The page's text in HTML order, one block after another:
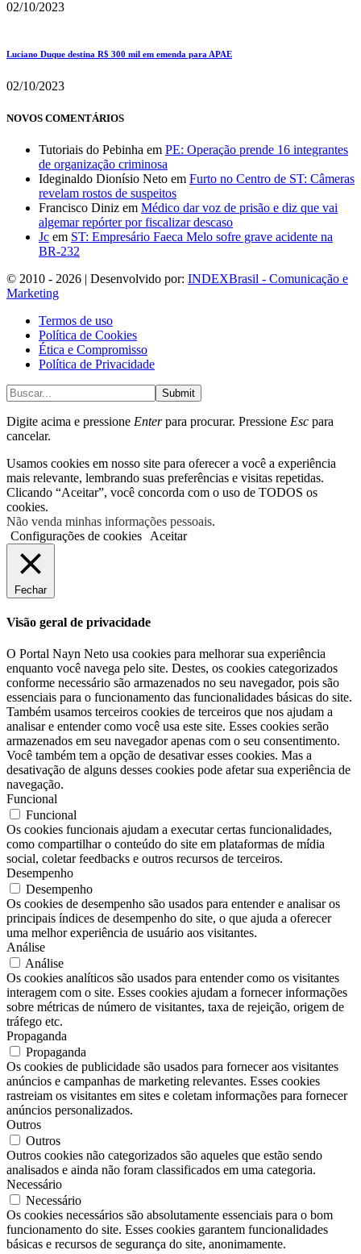
02/10/2023
Luciano Duque destina R$ 300 mil em emenda para APAE
02/10/2023
NOVOS COMENTÁRIOS
Tutoriais do Pebinha em PE: Operação prende 16 integrantes
de organização criminosa
Ideginaldo Dionísio Neto em Furto no Centro de ST: Câmeras
revelam rostos de suspeitos
Francisco Diniz em Médico dar voz de prisão e diz que vai
algemar repórter por fiscalizar descaso
Jc em ST: Empresário Faeca Melo sofre grave acidente na
BR-232
© 2010 - 2026 | Desenvolvido por: INDEXBrasil - Comunicação e
Marketing
Termos de uso
Política de Cookies
Ética e Compromisso
Política de Privacidade
Submit
Digite acima e pressione Enterpara procurar. Pressione Esc para
cancelar.
Usamos cookies em nosso site para oferecer a você a experiência
mais relevante, lembrando suas preferências e visitas repetidas.
Clicando “Aceitar”, você concorda com o uso de TODOS os
cookies.
Não venda minhas informações pessoais.
Configurações de cookies
Aceitar
Fechar
Visão geral de privacidade
O Portal Nayn Neto usa cookies para melhorar sua experiência
enquanto você navega pelo site. Destes, os cookies categorizados
conforme necessário são armazenados no seu navegador, pois são
essenciais para o funcionamento das funcionalidades básicas do site.
Também usamos terceiros cookies de terceiros que nos ajudam a
analisar e entender como você usa este site. Esses cookies serão
armazenados em seu navegador apenas com o seu consentimento.
Você também tem a opção de desativar esses cookies. Mas a
desativação de alguns desses cookies pode afetar sua experiência de
navegação.
Funcional
Funcional
Os cookies funcionais ajudam a executar certas funcionalidades,
como compartilhar o conteúdo do site em plataformas de mídia
social, coletar feedbacks e outros recursos de terceiros.
Desempenho
Desempenho
Os cookies de desempenho são usados ​​para entender e analisar os
principais índices de desempenho do site, o que ajuda a oferecer
uma melhor experiência de usuário aos visitantes.
Análise
Análise
Os cookies analíticos são usados ​​para entender como os visitantes
interagem com o site. Esses cookies ajudam a fornecer informações
sobre métricas de número de visitantes, taxa de rejeição, origem de
tráfego etc.
Propaganda
Propaganda
Os cookies de publicidade são usados ​​para fornecer aos visitantes
anúncios e campanhas de marketing relevantes. Esses cookies
rastreiam os visitantes em sites e coletam informações para fornecer
anúncios personalizados.
Outros
Outros
Outros cookies não categorizados são aqueles que estão sendo
analisados ​​e ainda não foram classificados em uma categoria.
Necessário
Necessário
Os cookies necessários são absolutamente essenciais para o bom
funcionamento do site. Esses cookies garantem funcionalidades
básicas e recursos de segurança do site, anonimamente.